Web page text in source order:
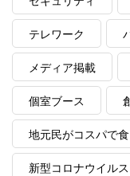
テレワーク
メディア掲載
個室ブース
地元民がコスパで
新型コロナウイルス